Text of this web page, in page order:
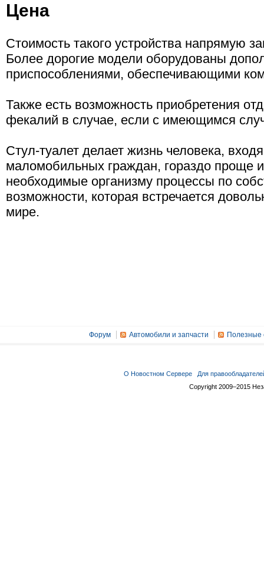
Цена
Стоимость такого устройства напрямую
Более дорогие модели оборудованы
приспособлениями, обеспечивающими
Также есть возможность приобретения
фекалий в случае, если с имеющимся
Стул-туалет делает жизнь человека,
маломобильных граждан, гораздо проще
необходимые организму процессы по
возможности, которая встречается
мире.
Форум Автомобили и запчасти Полезные
О Новостном Сервере
Для
Copyright 2009–2015